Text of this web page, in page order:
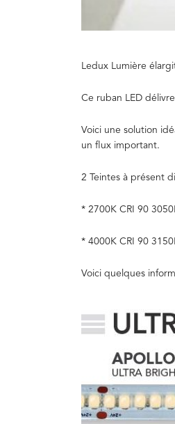
Ledux Lumière
Ce ruban LED
Voici une solution
un flux important.
2 Teintes à présent
* 2700K CRI 90
* 4000K CRI 90
Voici quelques